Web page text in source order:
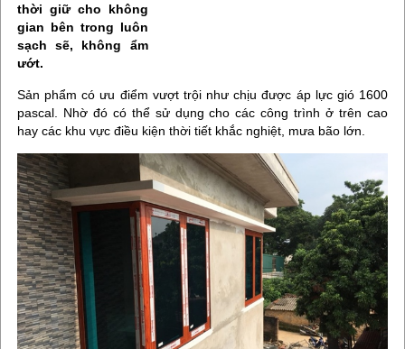
thời giữ cho không
gian bên trong luôn
sạch sẽ, không ẩm
ướt.
Sản phẩm có ưu điểm vượt trội như chịu được áp lực gió 1600
pascal. Nhờ đó có thể sử dụng cho các công trình ở trên cao
hay các khu vực điều kiện thời tiết khắc nghiệt, mưa bão lớn.